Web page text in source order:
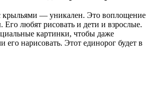
— уникален. Это воплощение
Его любят рисовать и дети и взрослые.
картинки, чтобы даже
его нарисовать. Этот единорог будет в